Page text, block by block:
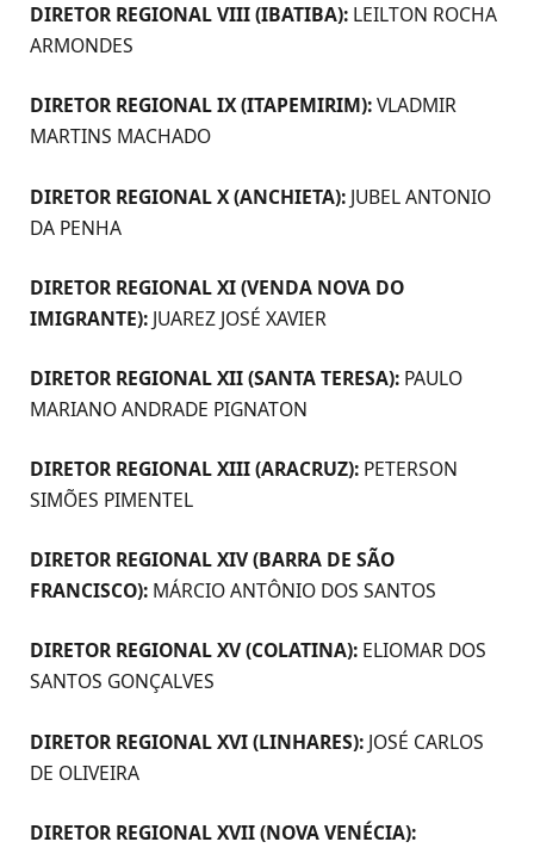
DIRETOR REGIONAL VIII (IBATIBA): LEILTON ROCHA
ARMONDES
DIRETOR REGIONAL IX (ITAPEMIRIM):VLADMIR
MARTINS MACHADO
DIRETOR REGIONAL X (ANCHIETA): JUBEL ANTONIO
DA PENHA
DIRETOR REGIONAL XI (VENDA NOVA DO
IMIGRANTE): JUAREZ JOSÉ XAVIER
DIRETOR REGIONAL XII (SANTA TERESA): PAULO
MARIANO ANDRADE PIGNATON
DIRETOR REGIONAL XIII (ARACRUZ): PETERSON
SIMÕES PIMENTEL
DIRETOR REGIONAL XIV (BARRA DE SÃO
FRANCISCO): MÁRCIO ANTÔNIO DOS SANTOS
DIRETOR REGIONAL XV (COLATINA): ELIOMAR DOS
SANTOS GONÇALVES
DIRETOR REGIONAL XVI (LINHARES): JOSÉ CARLOS
DE OLIVEIRA
DIRETOR REGIONAL XVII (NOVA VENÉCIA):